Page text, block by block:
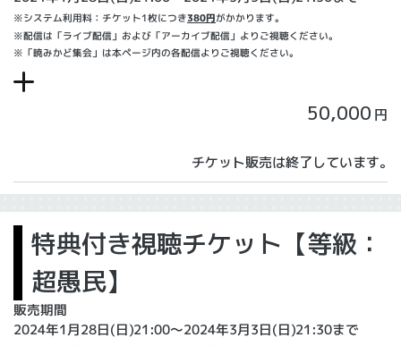
※システム利用料：チケット1枚につき380円がかかります。
※配信は「ライブ配信」および「アーカイブ配信」よりご視聴ください。
※「暁みかど集会」は本ページ内の各配信よりご視聴ください。
50,000 円
チケット販売は終了しています。
特典付き視聴チケット【等級：
超愚民】
販売期間
2024年1月28日(日)21:00〜2024年3月3日(日)21:30まで